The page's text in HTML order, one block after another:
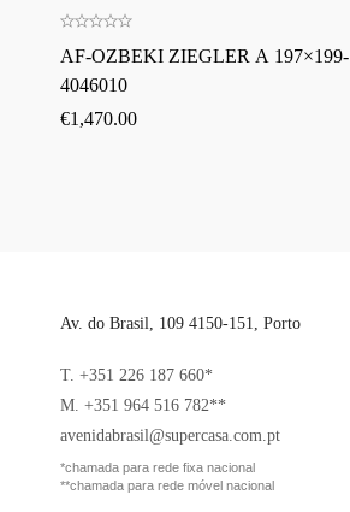
AF-OZBEKI ZIEGLER A 197×199-
4046010
€1,470.00
Av. do Brasil, 109 4150-151, Porto
T. +351 226 187 660*
M. +351 964 516 782**
avenidabrasil@supercasa.com.pt
*chamada para rede fixa nacional
**chamada para rede móvel nacional